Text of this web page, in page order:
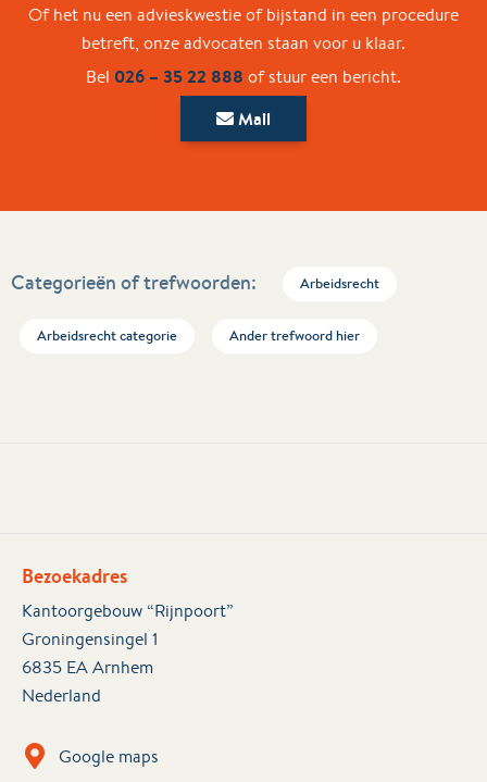
Of het nu een advieskwestie of bijstand in een procedure
betreft, onze advocaten staan voor u klaar.
Bel 026 – 35 22 888 of stuur een bericht.
Mail
Categorieën of trefwoorden: Arbeidsrecht
Arbeidsrecht categorie Ander trefwoord hier
Bezoekadres
Kantoorgebouw “Rijnpoort”
Groningensingel 1
6835 EA Arnhem
Nederland
Google maps